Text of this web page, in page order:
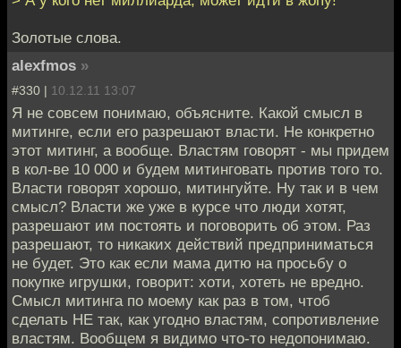
Золотые слова.
alexfmos »
#330 | 10.12.11 13:07
Я не совсем понимаю, объясните. Какой смысл в
митинге, если его разрешают власти. Не конкретно
этот митинг, а вообще. Властям говорят - мы придем
в кол-ве 10 000 и будем митинговать против того то.
Власти говорят хорошо, митингуйте. Ну так и в чем
смысл? Власти же уже в курсе что люди хотят,
разрешают им постоять и поговорить об этом. Раз
разрешают, то никаких действий предприниматься
не будет. Это как если мама дитю на просьбу о
покупке игрушки, говорит: хоти, хотеть не вредно.
Смысл митинга по моему как раз в том, чтоб
сделать НЕ так, как угодно властям, сопротивление
властям. Вообщем я видимо что-то недопонимаю.